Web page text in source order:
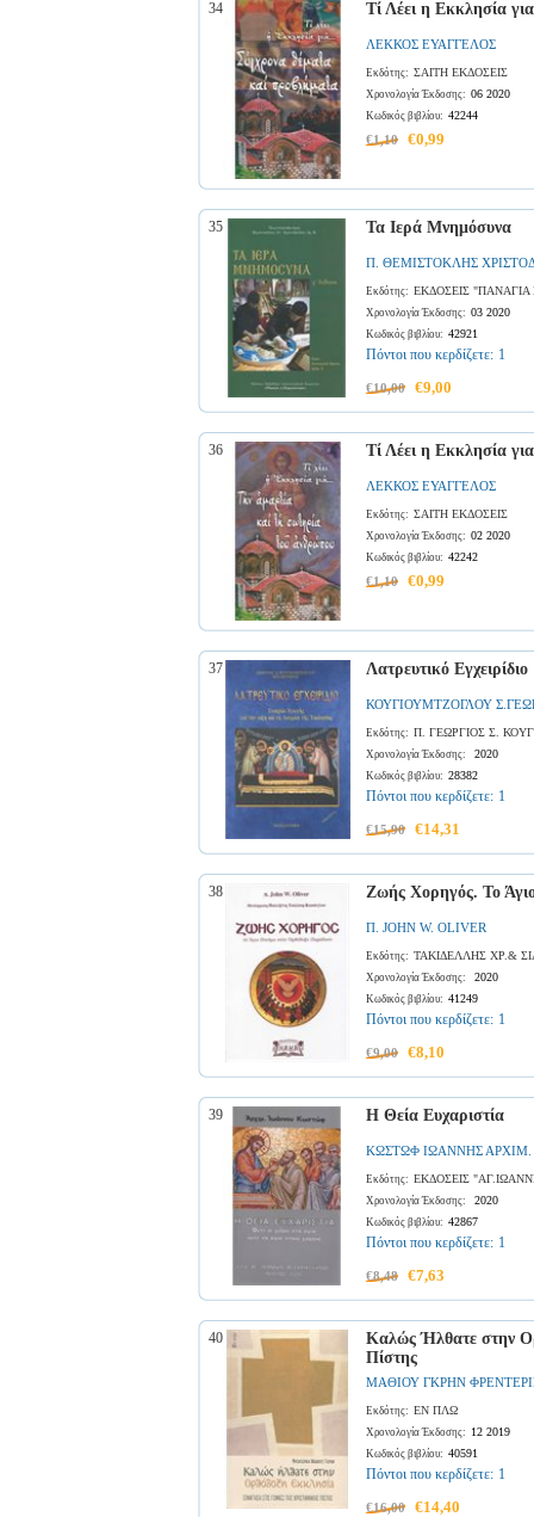
34 Τί Λέει η Εκκλησία
ΛΕΚΚΟΣ ΕΥΑΓΓΕΛΟΣ
Εκδότης: ΣΑΙΤΗ ΕΚΔΟΣΕΙΣ
Χρονολογία Έκδοσης: 06 2020
Κωδικός βιβλίου: 42244
€1,10 €0,99
35 Τα Ιερά Μνημόσυνα
Π. ΘΕΜΙΣΤΟΚΛΗΣ
Εκδότης: ΕΚΔΟΣΕΙΣ
Χρονολογία Έκδοσης: 03 2020
Κωδικός βιβλίου: 42921
Πόντοι που κερδίζετε: 1
€10,00 €9,00
36 Τί Λέει η Εκκλησία
ΛΕΚΚΟΣ ΕΥΑΓΓΕΛΟΣ
Εκδότης: ΣΑΙΤΗ ΕΚΔΟΣΕΙΣ
Χρονολογία Έκδοσης: 02 2020
Κωδικός βιβλίου: 42242
€1,10 €0,99
37 Λατρευτικό Εγχειρίδιο
ΚΟΥΓΙΟΥΜΤΖΟΓΛΟΥ
Εκδότης: Π. ΓΕΩΡΓΙΟΣ Σ.
Χρονολογία Έκδοσης: 2020
Κωδικός βιβλίου: 28382
Πόντοι που κερδίζετε: 1
€15,90 €14,31
38 Ζωής Χορηγός. Το
Π. JOHN W. OLIVER
Εκδότης: ΤΑΚΙΔΕΛΛΗΣ ΧΡ.&
Χρονολογία Έκδοσης: 2020
Κωδικός βιβλίου: 41249
Πόντοι που κερδίζετε: 1
€9,00 €8,10
39 Η Θεία Ευχαριστία
ΚΩΣΤΩΦ ΙΩΑΝΝΗΣ ΑΡΧΙΜ.
Εκδότης: ΕΚΔΟΣΕΙΣ
Χρονολογία Έκδοσης: 2020
Κωδικός βιβλίου: 42867
Πόντοι που κερδίζετε: 1
€8,48 €7,63
40
Καλώς Ήλθατε στην
Πίστης
ΜΑΘΙΟΥ ΓΚΡΗΝ
Εκδότης: ΕΝ ΠΛΩ
Χρονολογία Έκδοσης: 12 2019
Κωδικός βιβλίου: 40591
Πόντοι που κερδίζετε: 1
€16,00 €14,40